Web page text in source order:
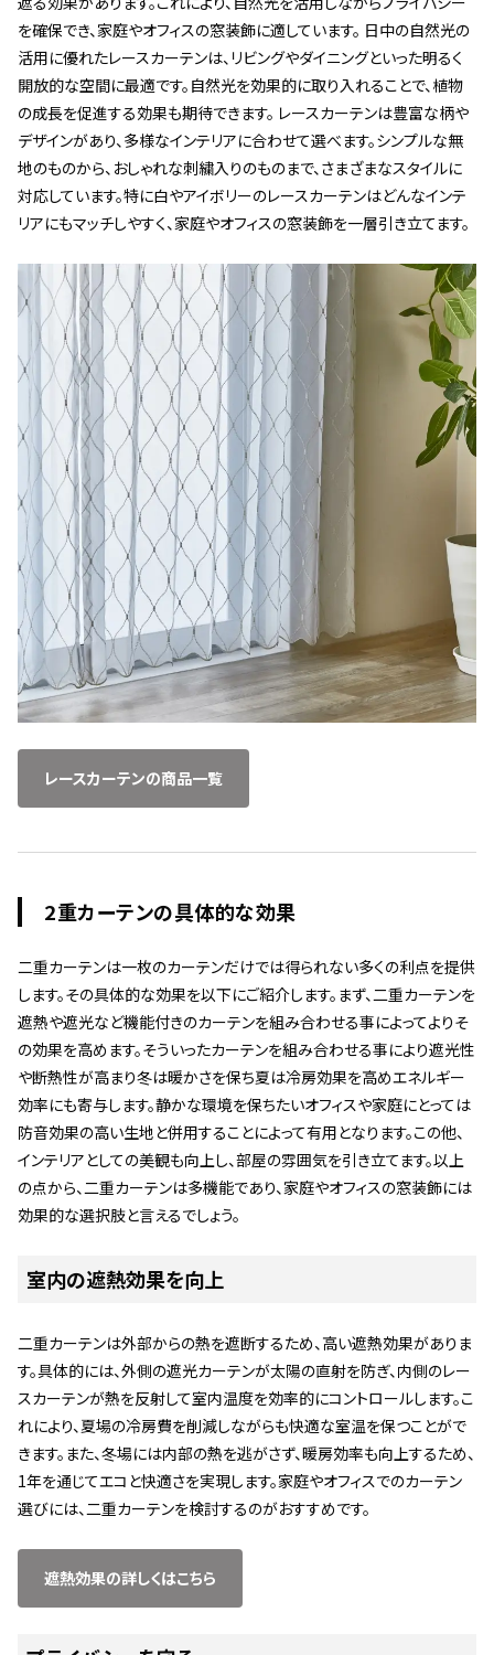
を確保でき、家庭やオフィスの窓装飾に適しています。 日中の自然光の
活用に優れたレースカーテンは、リビングやダイニングといった明るく
開放的な空間に最適です。自然光を効果的に取り入れることで、植物
の成長を促進する効果も期待できます。 レースカーテンは豊富な柄や
デザインがあり、多様なインテリアに合わせて選べます。シンプルな無
地のものから、おしゃれな刺繍入りのものまで、さまざまなスタイルに
対応しています。特に白やアイボリーのレースカーテンはどんなインテ
リアにもマッチしやすく、家庭やオフィスの窓装飾を一層引き立てます。
レースカーテンの商品一覧
2重カーテンの具体的な効果
二重カーテンは一枚のカーテンだけでは得られない多くの利点を提供
します。その具体的な効果を以下にご紹介します。まず、二重カーテンを
遮熱や遮光など機能付きのカーテンを組み合わせる事によってよりそ
の効果を高めます。そういったカーテンを組み合わせる事により遮光性
や断熱性が高まり冬は暖かさを保ち夏は冷房効果を高めエネルギー
効率にも寄与します。静かな環境を保ちたいオフィスや家庭にとっては
防音効果の高い生地と併用することによって有用となります。この他、
インテリアとしての美観も向上し、部屋の雰囲気を引き立てます。以上
の点から、二重カーテンは多機能であり、家庭やオフィスの窓装飾には
効果的な選択肢と言えるでしょう。
室内の遮熱効果を向上
二重カーテンは外部からの熱を遮断するため、高い遮熱効果がありま
す。具体的には、外側の遮光カーテンが太陽の直射を防ぎ、内側のレー
スカーテンが熱を反射して室内温度を効率的にコントロールします。こ
れにより、夏場の冷房費を削減しながらも快適な室温を保つことがで
きます。また、冬場には内部の熱を逃がさず、暖房効率も向上するため、
1年を通じてエコと快適さを実現します。家庭やオフィスでのカーテン
選びには、二重カーテンを検討するのがおすすめです。
遮熱効果の詳しくはこちら